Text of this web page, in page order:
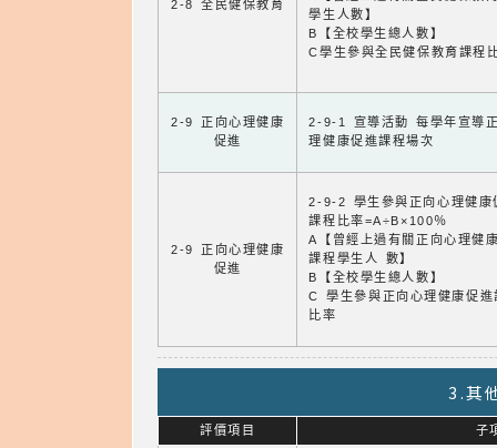
2-8 全民健保教育
學生人數】
B【全校學生總人數】
C學生參與全民健保教育課程
2-9 正向心理健康
促進
2-9-1 宣導活動 每學年宣導
理健康促進課程場次
2-9 正向心理健康
促進
2-9-2 學生參與正向心理健康
課程比率=A÷B×100％
A【曾經上過有關正向心理健
課程學生人 數】
B【全校學生總人數】
C 學生參與正向心理健康促進
比率
3.其
評價項目 子